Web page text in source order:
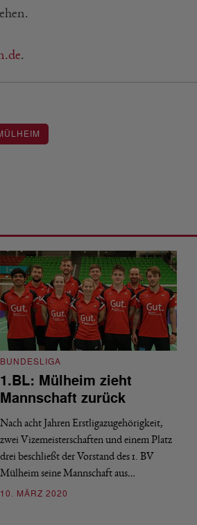
.
BUNDESLIGA
1.BL: Mülheim zieht
Mannschaft zurück
Nach acht Jahren Erstligazugehörigkeit,
zwei Vizemeisterschaften und einem Platz
drei beschließt der Vorstand des 1. BV
Mülheim seine Mannschaft aus…
10. MÄRZ 2020